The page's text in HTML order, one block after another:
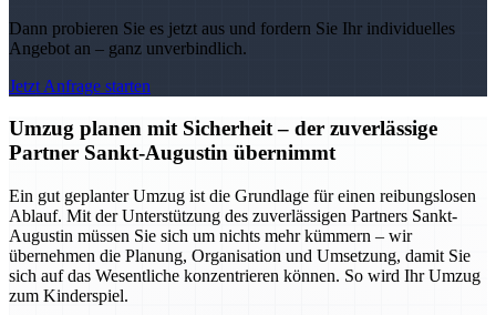
Dann probieren Sie es jetzt aus und fordern Sie Ihr individuelles
Angebot an – ganz unverbindlich.
Jetzt Anfrage starten
Umzug planen mit Sicherheit – der zuverlässige
Partner Sankt-Augustin übernimmt
Ein gut geplanter Umzug ist die Grundlage für einen reibungslosen
Ablauf. Mit der Unterstützung des zuverlässigen Partners Sankt-
Augustin müssen Sie sich um nichts mehr kümmern – wir
übernehmen die Planung, Organisation und Umsetzung, damit Sie
sich auf das Wesentliche konzentrieren können. So wird Ihr Umzug
zum Kinderspiel.